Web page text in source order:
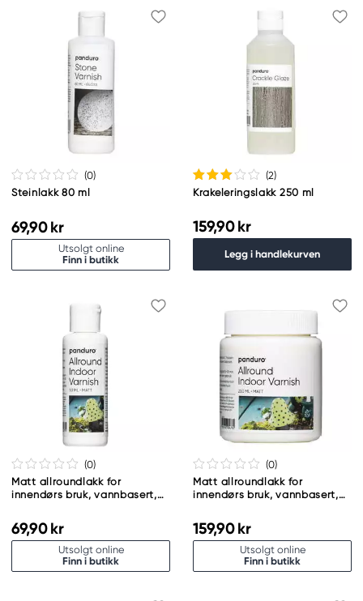
(0)
Steinlakk 80 ml
69,90 kr
Utsolgt online
Finn i butikk
(2)
Krakeleringslakk 250 ml
159,90 kr
Legg i handlekurven
(0)
Matt allroundlakk for
innendørs bruk, vannbasert,
69,90 kr
Utsolgt online
Finn i butikk
(0)
Matt allroundlakk for
innendørs bruk, vannbasert,
159,90 kr
Utsolgt online
Finn i butikk